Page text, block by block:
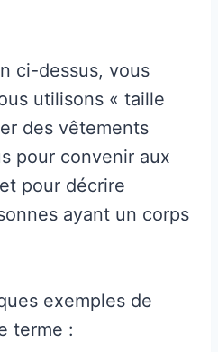
ci-dessus, vous
utilisons « taille
des vêtements
pour convenir aux
pour décrire
ayant un corps
exemples de
terme :